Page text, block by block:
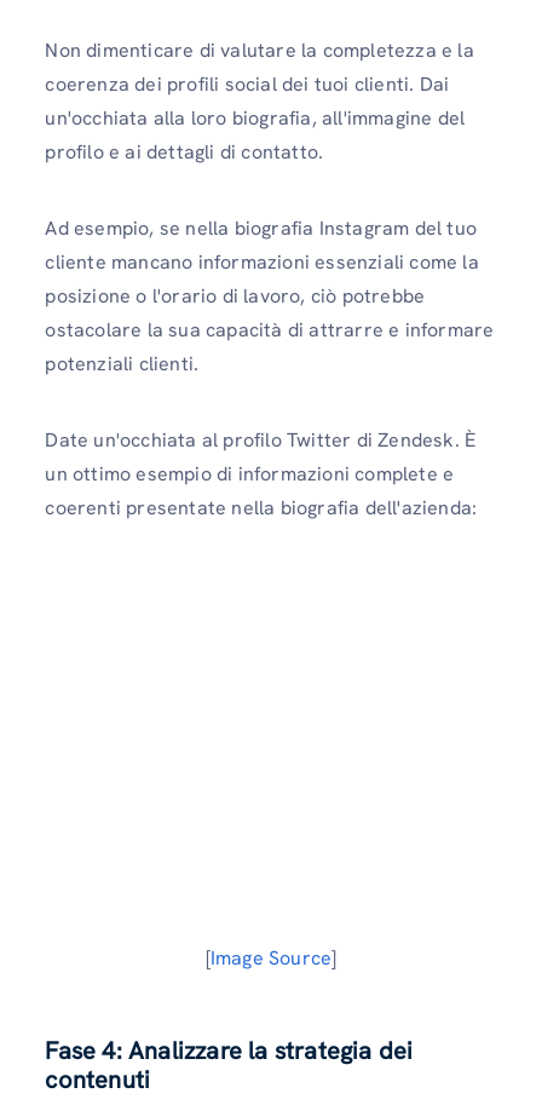
Non dimenticare di valutare la completezza e la
coerenza dei profili social dei tuoi clienti. Dai
un'occhiata alla loro biografia, all'immagine del
profilo e ai dettagli di contatto.
Ad esempio, se nella biografia Instagram del tuo
cliente mancano informazioni essenziali come la
posizione o l'orario di lavoro, ciò potrebbe
ostacolare la sua capacità di attrarre e informare
potenziali clienti.
Date un'occhiata al profilo Twitter di Zendesk. È
un ottimo esempio di informazioni complete e
coerenti presentate nella biografia dell'azienda:
[Image Source]
Fase 4: Analizzare la strategia dei
contenuti